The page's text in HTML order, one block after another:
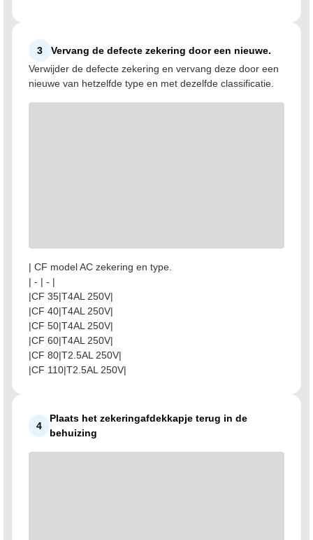
3
Vervang de defecte zekering door een nieuwe.
Verwijder de defecte zekering en vervang deze door een
nieuwe van hetzelfde type en met dezelfde classificatie.
| CF model AC zekering en type.
| - | - |
|CF 35|T4AL 250V|
|CF 40|T4AL 250V|
|CF 50|T4AL 250V|
|CF 60|T4AL 250V|
|CF 80|T2.5AL 250V|
|CF 110|T2.5AL 250V|
4
Plaats het zekeringafdekkapje terug in de
behuizing